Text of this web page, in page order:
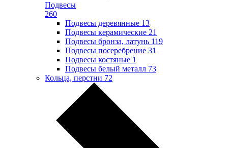
Подвесы
260
Подвесы деревянные 13
Подвесы керамические 21
Подвесы бронза, латунь 119
Подвесы посеребрение 31
Подвесы костяные 1
Подвесы белый металл 73
Кольца, перстни 72